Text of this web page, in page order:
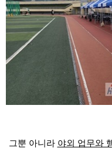
그뿐 아니라 야외 업무와